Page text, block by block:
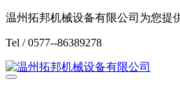
温州拓邦机械设备有限公司为您提
Tel / 0577--86389278